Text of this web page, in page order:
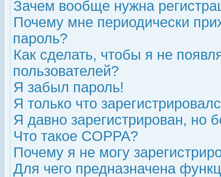
Зачем вообще нужна
Почему мне периодически
пароль?
Как сделать, чтобы я не
пользователей?
Я забыл пароль!
Я только что
Я давно зарегистрирован, но
Что такое COPPA?
Почему я не могу
Для чего предназначена